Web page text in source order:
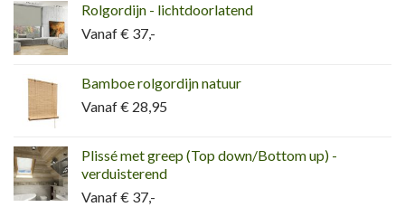
Rolgordijn - lichtdoorlatend
Vanaf € 37,-
Bamboe rolgordijn natuur
Vanaf € 28,95
Plissé met greep (Top down/Bottom up) -
verduisterend
Vanaf € 37,-